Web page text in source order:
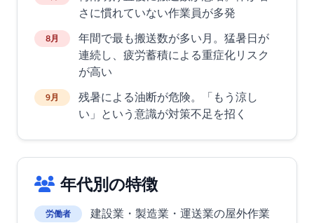
さに慣れていない作業員が多発
8月
年間で最も搬送数が多い月。猛暑日が
連続し、疲労蓄積による重症化リスク
が高い
9月
残暑による油断が危険。「もう涼し
い」という意識が対策不足を招く
年代別の特徴
労働者
建設業・製造業・運送業の屋外作業